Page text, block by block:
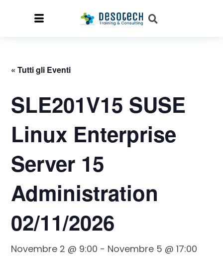
« Tutti gli Eventi
SLE201V15 SUSE
Linux Enterprise
Server 15
Administration
02/11/2026
Novembre 2 @ 9:00 - Novembre 5 @ 17:00